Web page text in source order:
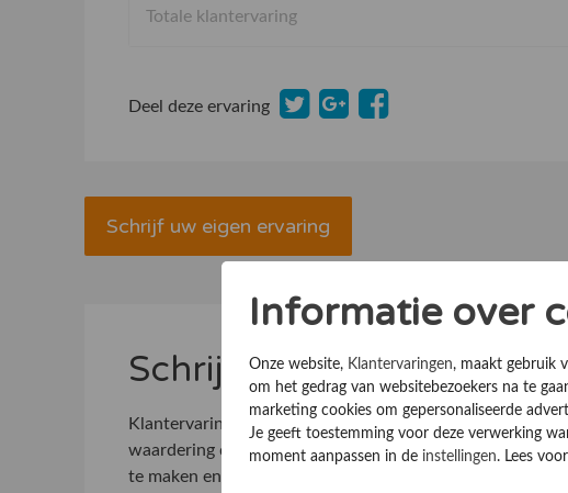
Totale klantervaring
Deel deze ervaring
Schrijf uw eigen ervaring
Schrijf u direct in en
Klantervaringen Online maakt het mogelijk om de
waardering die klanten uitspreken over uw bedrijf
te maken en te delen met bestaande en potentiële nieuwe
Informatie over
Onze website, Klantervaringen, maakt gebruik
om het gedrag van websitebezoekers na te
marketing cookies om gepersonaliseerde
Je geeft toestemming voor deze verwerking
moment aanpassen in de instellingen. Lees